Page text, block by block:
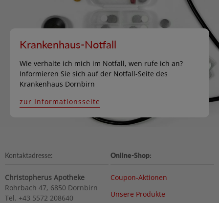
Krankenhaus-Notfall
Wie verhalte ich mich im Notfall, wen rufe ich an?
Informieren Sie sich auf der Notfall-Seite des
Krankenhaus Dornbirn
zur Informationsseite
Kontaktadresse:
Christopherus Apotheke
Rohrbach 47, 6850 Dornbirn
Tel. +43 5572 208640
Online-Shop:
Coupon-Aktionen
Unsere Produkte